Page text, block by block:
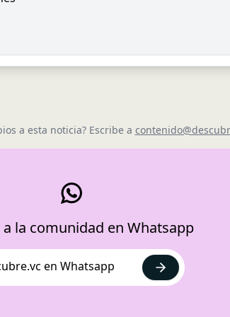
a esta noticia? Escribe a
a la comunidad en Whatsapp
en Whatsapp